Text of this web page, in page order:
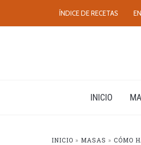
ÍNDICE DE RECETAS
INICIO
INICIO » MASAS » CÓMO